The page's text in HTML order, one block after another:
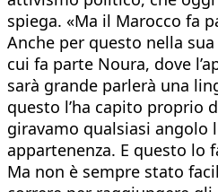
spiega. «Ma il Marocco fa
Anche per questo nella
cui fa parte Noura, dove
sarà grande parlerà una
questo l’ha capito proprio
giravamo qualsiasi angolo
appartenenza. E questo lo
Ma non è sempre stato